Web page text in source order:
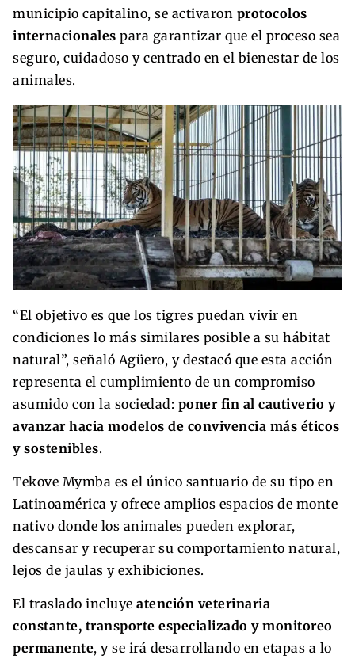
municipio capitalino, se activaron protocolos
internacionales para garantizar que el proceso sea
seguro, cuidadoso y centrado en el bienestar de los
animales.
“El objetivo es que los tigres puedan vivir en
condiciones lo más similares posible a su hábitat
natural”, señaló Agüero, y destacó que esta acción
representa el cumplimiento de un compromiso
asumido con la sociedad: poner fin al cautiverio y
avanzar hacia modelos de convivencia más éticos
y sostenibles.
Tekove Mymba es el único santuario de su tipo en
Latinoamérica y ofrece amplios espacios de monte
nativo donde los animales pueden explorar,
descansar y recuperar su comportamiento natural,
lejos de jaulas y exhibiciones.
El traslado incluye atención veterinaria
constante, transporte especializado y monitoreo
permanente, y se irá desarrollando en etapas a lo